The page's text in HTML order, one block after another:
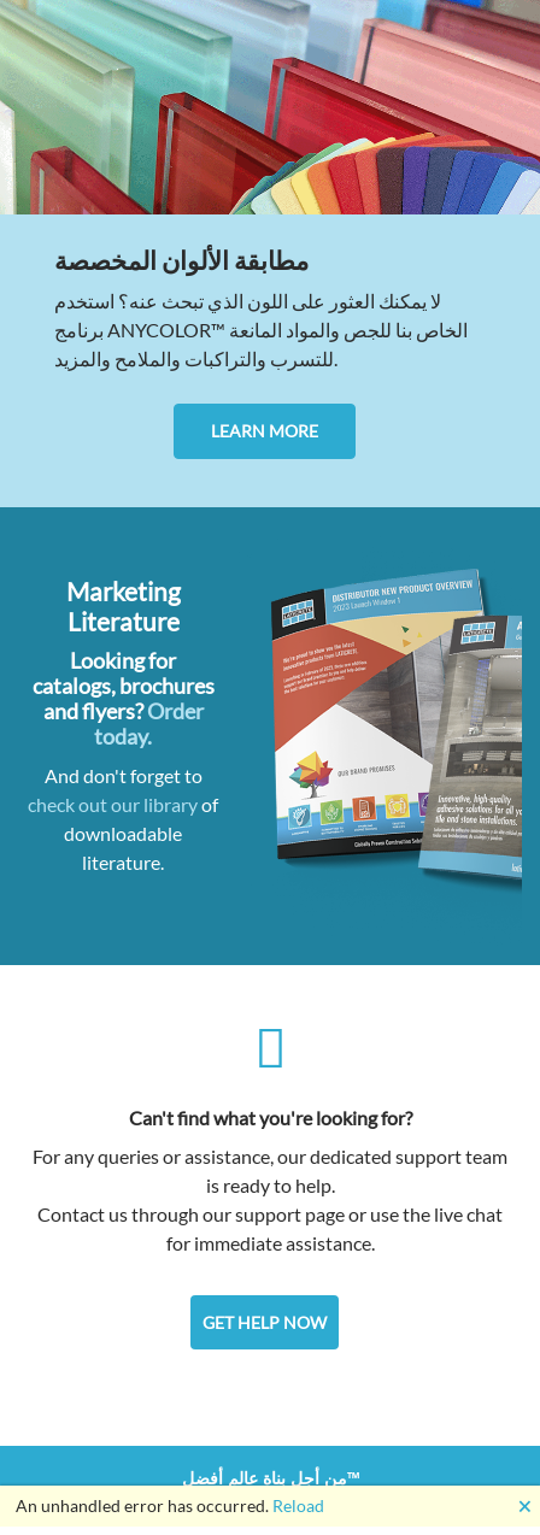
An unhandled error has occurred. Reload 🗙
مطابقة الألوان المخصصة
لا يمكنك العثور على اللون الذي تبحث عنه؟ استخدم
برنامج ANYCOLOR™ الخاص بنا للجص والمواد المانعة
للتسرب والتراكبات والملامح والمزيد.
LEARN MORE
Marketing
Literature
Looking for
catalogs, brochures
and flyers?Order
today.
And don't forget to
check out our libraryof
downloadable
literature.
Can't find what you're looking for?
For any queries or assistance, our dedicated support team
is ready to help.
Contact us through our support page or use the live chat
for immediate assistance.
GET HELP NOW
من أجل بناة عالم أفضل™